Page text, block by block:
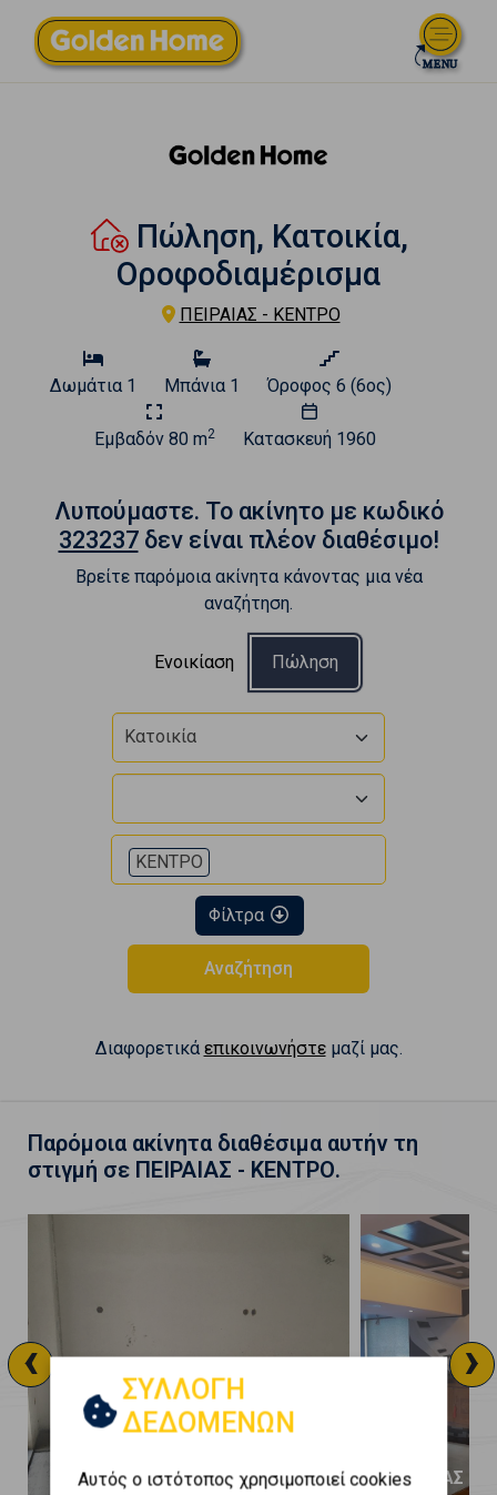
Πώληση, Κατοικία,
Οροφοδιαμέρισμα
ΠΕΙΡΑΙΑΣ - ΚΕΝΤΡΟ
Δωμάτια 1 Μπάνια 1 Όροφος 6 (6ος)
Εμβαδόν 80 m2 Κατασκευή 1960
Λυπούμαστε. To ακίνητο με κωδικό
323237δεν είναι πλέον διαθέσιμο!
Βρείτε παρόμοια ακίνητα κάνοντας μια νέα
αναζήτηση.
Ενοικίαση Πώληση
Κατοικία
ΚΕΝΤΡΟ
Φίλτρα
Αναζήτηση
Διαφορετικά επικοινωνήστεμαζί μας.
Παρόμοια ακίνητα διαθέσιμα αυτήν τη
στιγμή σε ΠΕΙΡΑΙΑΣ - ΚΕΝΤΡΟ.
ΠΕΙΡΑΙΑΣ - ΚΕΝΤΡΟ
ΠΕΙΡΑΙΑΣ -
‹ ›
ΣΥΛΛΟΓΗ
ΔΕΔΟΜΕΝΩΝ
Αυτός ο ιστότοπος χρησιμοποιεί cookies